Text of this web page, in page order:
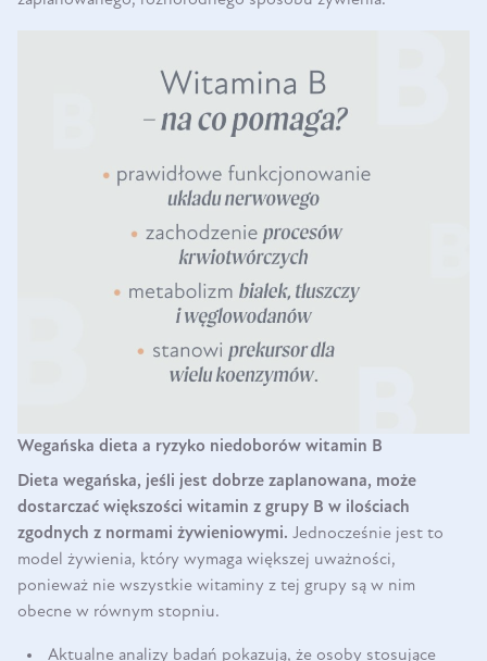
Wegańska dieta a ryzyko niedoborów witamin B
Dieta wegańska, jeśli jest dobrze zaplanowana, może
dostarczać większości witamin z grupy B w ilościach
zgodnych z normami żywieniowymi. Jednocześnie jest to
model żywienia, który wymaga większej uważności,
ponieważ nie wszystkie witaminy z tej grupy są w nim
obecne w równym stopniu.
Aktualne analizy badań pokazują, że osoby stosujące